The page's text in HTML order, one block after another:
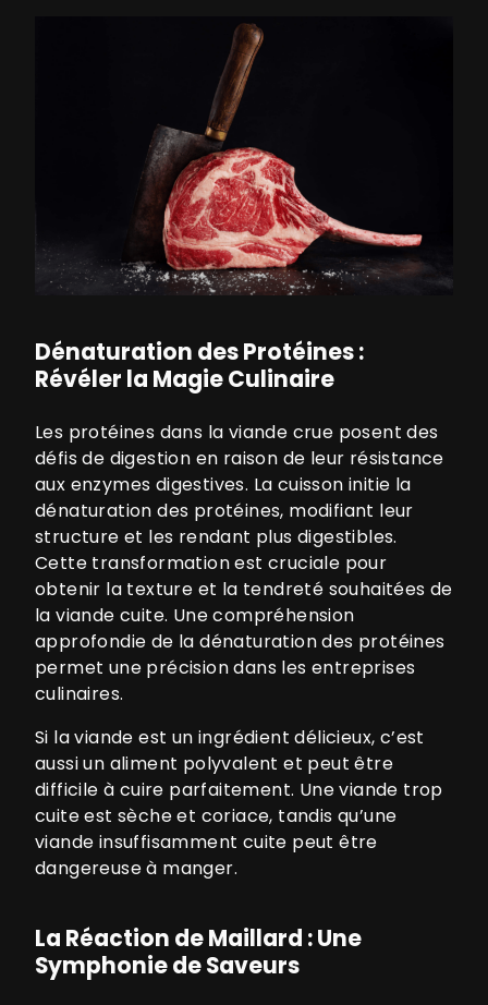
Dénaturation des Protéines :
Révéler la Magie Culinaire
Les protéines dans la viande crue posent des
défis de digestion en raison de leur résistance
aux enzymes digestives. La cuisson initie la
dénaturation des protéines, modifiant leur
structure et les rendant plus digestibles.
Cette transformation est cruciale pour
obtenir la texture et la tendreté souhaitées de
la viande cuite. Une compréhension
approfondie de la dénaturation des protéines
permet une précision dans les entreprises
culinaires.
Si la viande est un ingrédient délicieux, c’est
aussi un aliment polyvalent et peut être
difficile à cuire parfaitement. Une viande trop
cuite est sèche et coriace, tandis qu’une
viande insuffisamment cuite peut être
dangereuse à manger.
La Réaction de Maillard : Une
Symphonie de Saveurs